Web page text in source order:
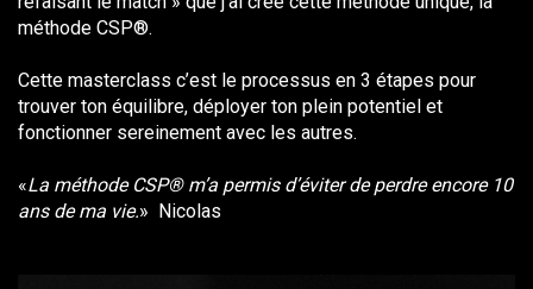
méthode CSP®.
Cette masterclass c’est le processus en 3 étapes pour
trouver ton équilibre, déployer ton plein potentiel et
fonctionner sereinement avec les autres.
«La méthode CSP® m’a permis d’éviter de perdre encore 10
ans de ma vie.» Nicolas